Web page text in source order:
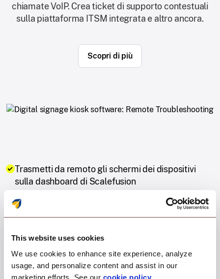
This website uses cookies
We use cookies to enhance site experience, analyze
usage, and personalize content and assist in our
marketing efforts. See our cookie policy
chiamate VoIP. Crea ticket di supporto contestuali
sulla piattaforma ITSM integrata e altro ancora.
Scopri di più
Trasmetti da remoto gli schermi dei dispositivi
sulla dashboard di Scalefusion
Riduci i tempi di inattività dei dispositivi